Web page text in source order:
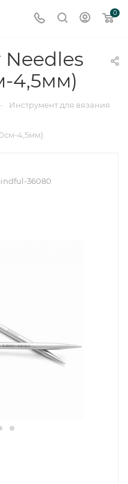
0
Needles
4,5мм)
Инструмент для вязания
4,5мм)
36080